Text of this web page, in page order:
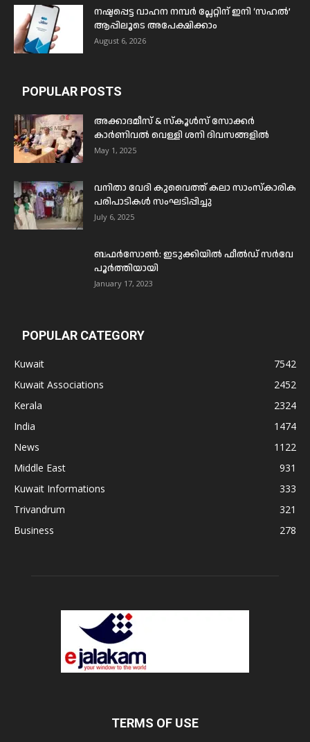
നഷ്ടപ്പെട്ട വാഹന നമ്പർ പ്ലേറ്റിന് ഇനി ‘സഹൽ’
ആപ്പിലൂടെ അപേക്ഷിക്കാം
August 6, 2026
POPULAR POSTS
അക്കാദമീസ് & സ്കൂൾസ് സോക്കർ
കാർണിവൽ വെള്ളി ശനി ദിവസങ്ങളിൽ
May 1, 2025
വനിതാ വേദി കുവൈത്ത് കലാ സാംസ്കാരിക
പരിപാടികൾ സംഘടിപ്പിച്ചു
July 6, 2025
ബഫര്‍സോണ്‍: ഇടുക്കിയില്‍ ഫീല്‍ഡ് സര്‍വേ
പൂര്‍ത്തിയായി
January 17, 2023
POPULAR CATEGORY
Kuwait
7542
Kuwait Associations
2452
Kerala
2324
India
1474
News
1122
Middle East
931
Kuwait Informations
333
Trivandrum
321
Business
278
TERMS OF USE